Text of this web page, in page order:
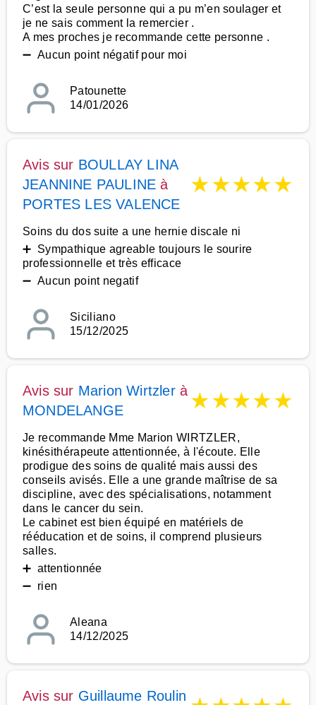
C’est la seule personne qui a pu m’en soulager et
je ne sais comment la remercier .
A mes proches je recommande cette personne .
➖ Aucun point négatif pour moi
Patounette
14/01/2026
Avis sur BOULLAY LINA
JEANNINE PAULINE à
PORTES LES VALENCE
★★★★★
Soins du dos suite a une hernie discale ni
➕ Sympathique agreable toujours le sourire
professionnelle et très efficace
➖ Aucun point negatif
Siciliano
15/12/2025
Avis sur Marion Wirtzlerà
MONDELANGE
★★★★★
Je recommande Mme Marion WIRTZLER,
kinésithérapeute attentionnée, à l'écoute. Elle
prodigue des soins de qualité mais aussi des
conseils avisés. Elle a une grande maîtrise de sa
discipline, avec des spécialisations, notamment
dans le cancer du sein.
Le cabinet est bien équipé en matériels de
rééducation et de soins, il comprend plusieurs
salles.
➕ attentionnée
➖ rien
Aleana
14/12/2025
Avis sur Guillaume Roulin